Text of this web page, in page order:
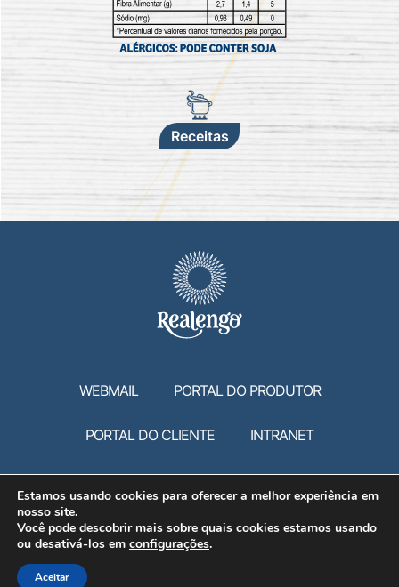
Receitas
WEBMAIL PORTAL DO PRODUTOR
PORTAL DO CLIENTE INTRANET
VAGAS PARA PCD - PESSOAS COM DEFICIÊNCIA.
Estamos usando cookies para oferecer a melhor experiência em
nosso site.
Você pode descobrir mais sobre quais cookies estamos usando
ou desativá-los em configurações.
Aceitar